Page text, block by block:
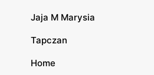
Jaja M Marysia
Tapczan
Home